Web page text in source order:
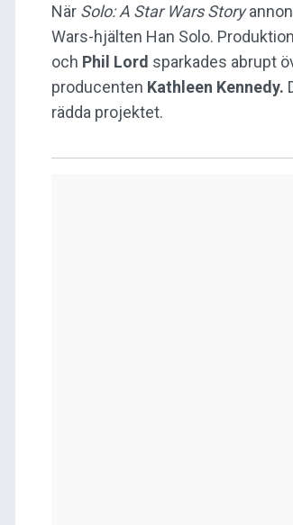
När Solo: A Star Wars Story
Wars-hjälten Han Solo.
och Phil Lord sparkades abrupt
producenten Kathleen Kennedy.
rädda projektet.